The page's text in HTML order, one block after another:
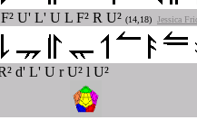
U' L' U L F² R U² (14,18) Jessica
d' L' U r U² l U²